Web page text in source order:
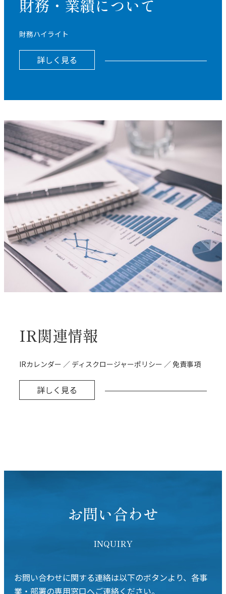
財務・業績について
財務ハイライト
詳しく見る
IR関連情報
IRカレンダー ／ ディスクロージャーポリシー ／ 免責事項
詳しく見る
お問い合わせ
INQUIRY
お問い合わせに関する連絡は以下のボタンより、各事
業・部署の専用窓口へご連絡ください。